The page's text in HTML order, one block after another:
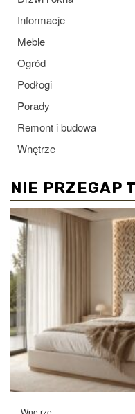
Informacje
Meble
Ogród
Podłogi
Porady
Remont i budowa
Wnętrze
NIE PRZEGAP
Wnętrze